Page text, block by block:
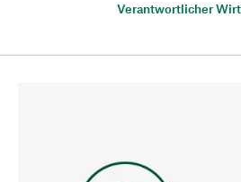
Verantwortlicher